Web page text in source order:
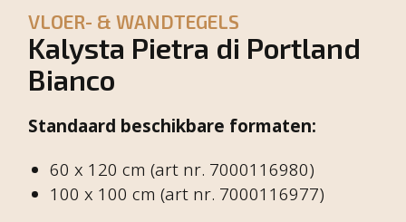
VLOER- & WANDTEGELS
Kalysta Pietra di Portland
Bianco
Standaard beschikbare formaten:
60 x 120 cm (art nr. 7000116980)
100 x 100 cm (art nr. 7000116977)